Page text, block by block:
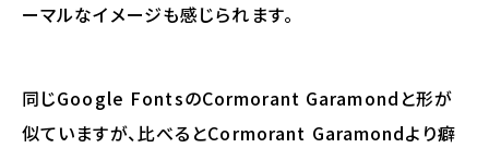
ーマルなイメージも感じられます。
同じGoogle FontsのCormorant Garamondと形が
似ていますが、比べるとCormorant Garamondより癖